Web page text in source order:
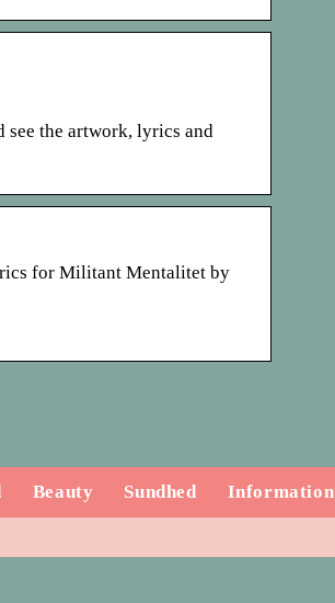
the artwork, lyrics and
for Militant Mentalitet by
Beauty Sundhed Information